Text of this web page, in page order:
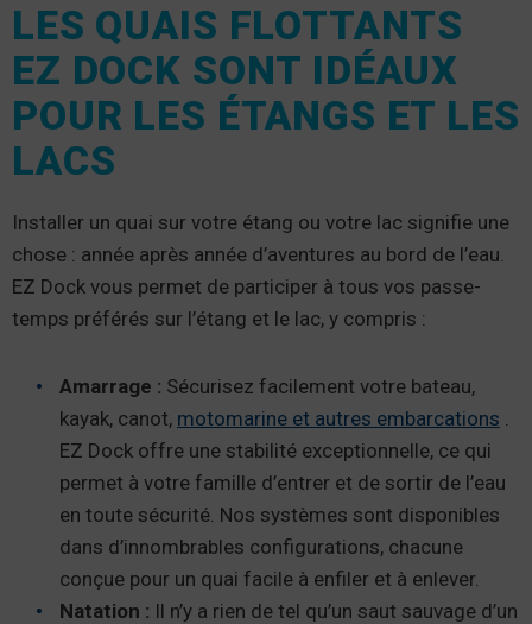
LES QUAIS FLOTTANTS
EZ DOCK SONT IDÉAUX
POUR LES ÉTANGS ET LES
LACS
Installer un quai sur votre étang ou votre lac signifie une
chose : année après année d’aventures au bord de l’eau.
EZ Dock vous permet de participer à tous vos passe-
temps préférés sur l’étang et le lac, y compris :
Amarrage : Sécurisez facilement votre bateau,
kayak, canot, motomarine et autres embarcations .
EZ Dock offre une stabilité exceptionnelle, ce qui
permet à votre famille d’entrer et de sortir de l’eau
en toute sécurité. Nos systèmes sont disponibles
dans d’innombrables configurations, chacune
conçue pour un quai facile à enfiler et à enlever.
Natation : Il n’y a rien de tel qu’un saut sauvage d’un